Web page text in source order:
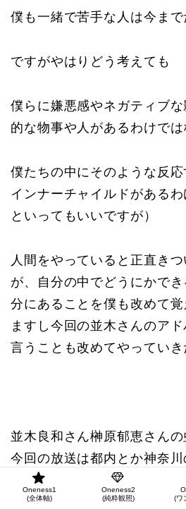
僕も一緒で苦手な人は今まで
ですがやはりどう考えても
僕らに嫌悪感やネガティブ
的な物事や人があるわけでは
僕たちの中にそのような反応
インナーチャイルドがある
といってもいいですが）
人間をやっていると正直き
が、自分の中でどうにかで
分にあることを僕も改めて
ますし今回の並木さんのア
言うことも改めてやっていき
並木良和さん榊原郁恵さんの
今回の放送は都内とか神奈
間はオンデマンドで聴けま
聞いてみてください。
Oneness1
(全体軸)
Oneness2
(純粋観照)
(ワ
(